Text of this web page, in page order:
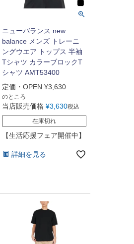
ニューバランス new
balance メンズ トレーニ
ングウエア トップス 半袖
Tシャツ カラーブロックT
シャツ AMT53400
定価・OPEN ¥3,630
のところ
当店販売価格 ¥3,630税込
在庫切れ
【生活応援フェア開催中】
詳細を見る